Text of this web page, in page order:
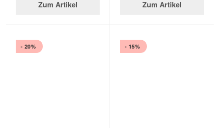
Zum Artikel Zum Artikel
- 20% - 15%